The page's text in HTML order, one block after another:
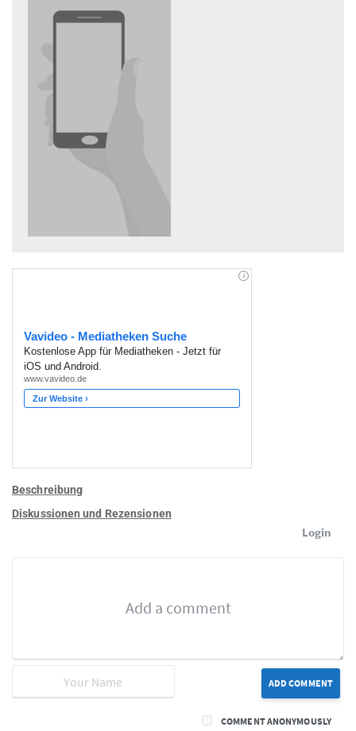
Beschreibung
Diskussionen und Rezensionen
Login
ADD COMMENT
COMMENT ANONYMOUSLY